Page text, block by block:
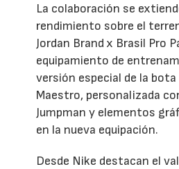
La colaboración se
rendimiento sobre el
Jordan Brand x Brasil Pro
equipamiento de
versión especial de la
Maestro, personalizada
Jumpman y elementos
en la nueva equipación.
Desde Nike destacan el